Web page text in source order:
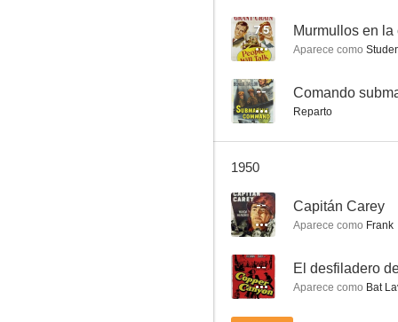
--
7.5 Murmullos en la
Aparece como
-- Comando
Reparto
1950
-- Capitán Carey
Aparece como Frank
-- El desfiladero
Aparece como Bat